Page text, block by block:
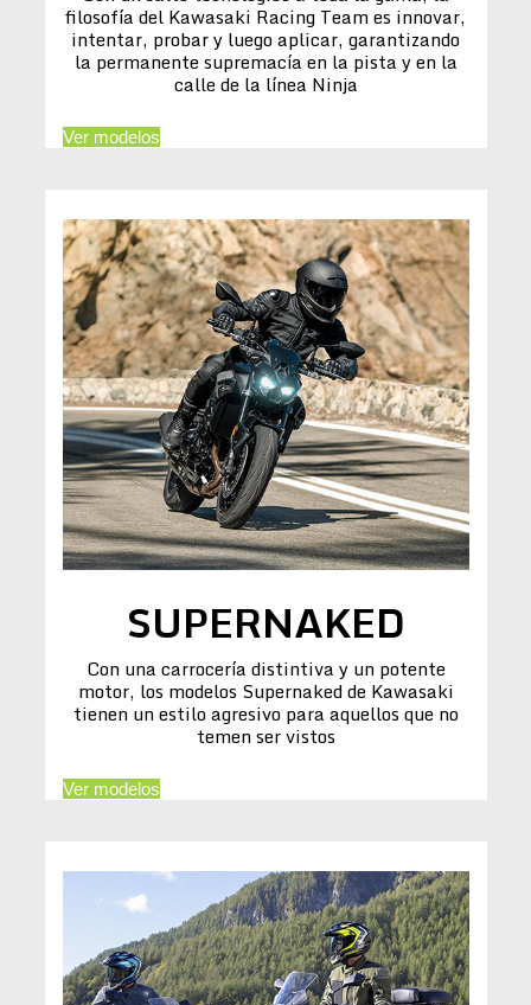
filosofía del Kawasaki Racing Team es innovar,
intentar, probar y luego aplicar, garantizando
la permanente supremacía en la pista y en la
calle de la línea Ninja
Ver modelos
SUPERNAKED
Con una carrocería distintiva y un potente
motor, los modelos Supernaked de Kawasaki
tienen un estilo agresivo para aquellos que no
temen ser vistos
Ver modelos